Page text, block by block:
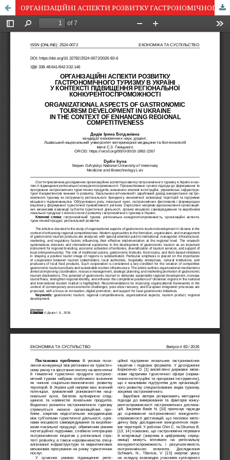
ОРГАНІЗАЦІЙНІ АСПЕКТИ РОЗВИТКУ ГАСТРОНОМІЧНОГО ТУРИЗМУ В УКРАЇНІ У КОНТЕКСТІ ПІДВИЩЕННЯ РЕГІОНАЛЬНОЇ КОНКУРЕНТОСПРОМОЖНОСТІ